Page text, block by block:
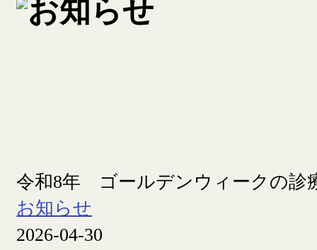
令和8年 ゴールデンウィークの診
お知らせ
2026-04-30